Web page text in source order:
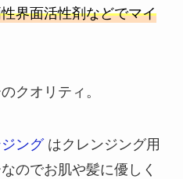
界面活性剤などでマイ
クオリティ。
ングはクレンジング用
のでお肌や髪に優しく